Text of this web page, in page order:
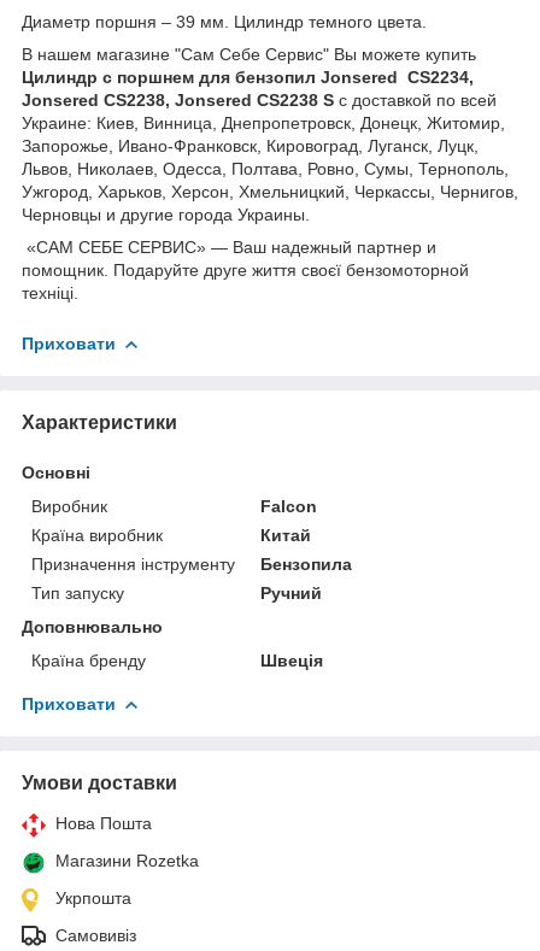
Диаметр поршня – 39 мм. Цилиндр темного цвета.
В нашем магазине "Сам Себе Сервис" Вы можете купить
Цилиндр с поршнем для бензопил Jonsered CS2234,
Jonsered CS2238, Jonsered CS2238 S с доставкой по всей
Украине: Киев, Винница, Днепропетровск, Донецк, Житомир,
Запорожье, Ивано-Франковск, Кировоград, Луганск, Луцк,
Львов, Николаев, Одесса, Полтава, Ровно, Сумы, Тернополь,
Ужгород, Харьков, Херсон, Хмельницкий, Черкассы, Чернигов,
Черновцы и другие города Украины.
«САМ СЕБЕ СЕРВИС» — Ваш надежный партнер и
помощник. Подаруйте друге життя своєї бензомоторной
техніці.
Приховати
Характеристики
Основні
Виробник
Falcon
Країна виробник
Китай
Призначення інструменту
Бензопила
Тип запуску
Ручний
Доповнювально
Країна бренду
Швеція
Приховати
Умови доставки
Нова Пошта
Магазини Rozetka
Укрпошта
Самовивіз